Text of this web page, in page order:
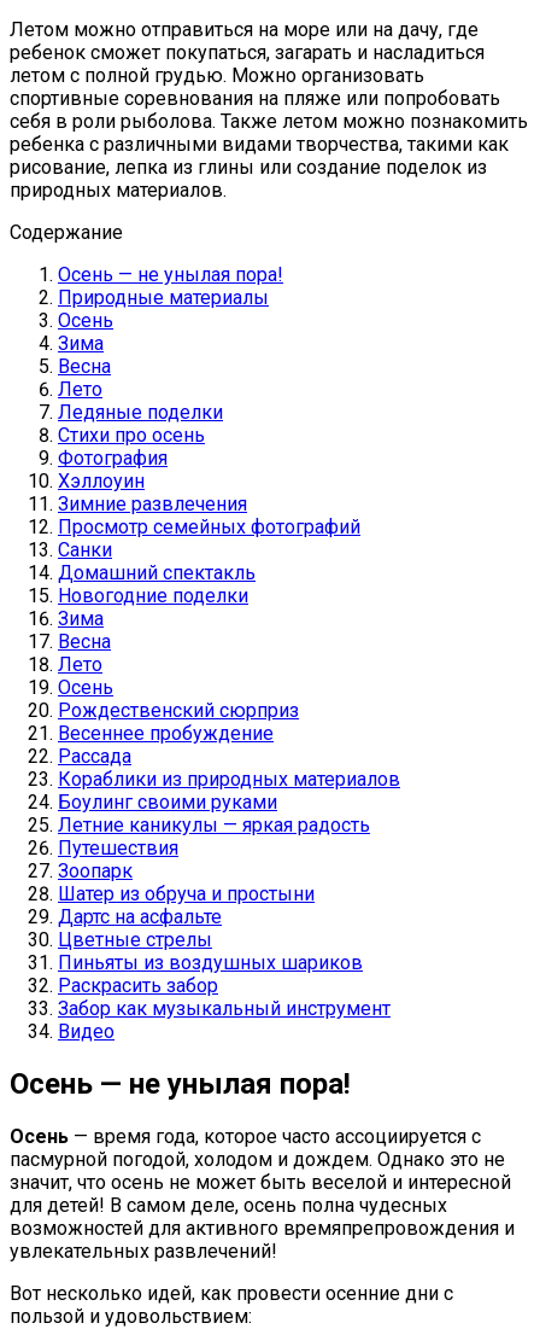
Летом можно отправиться на море или на дачу, где
ребенок сможет покупаться, загарать и насладиться
летом с полной грудью. Можно организовать
спортивные соревнования на пляже или попробовать
себя в роли рыболова. Также летом можно познакомить
ребенка с различными видами творчества, такими как
рисование, лепка из глины или создание поделок из
природных материалов.
Содержание
Осень — не унылая пора!
Природные материалы
Осень
Зима
Весна
Лето
Ледяные поделки
Стихи про осень
Фотография
Хэллоуин
Зимние развлечения
Просмотр семейных фотографий
Санки
Домашний спектакль
Новогодние поделки
Зима
Весна
Лето
Осень
Рождественский сюрприз
Весеннее пробуждение
Рассада
Кораблики из природных материалов
Боулинг своими руками
Летние каникулы — яркая радость
Путешествия
Зоопарк
Шатер из обруча и простыни
Дартс на асфальте
Цветные стрелы
Пиньяты из воздушных шариков
Раскрасить забор
Забор как музыкальный инструмент
Видео
Осень — не унылая пора!
Осень — время года, которое часто ассоциируется с
пасмурной погодой, холодом и дождем. Однако это не
значит, что осень не может быть веселой и интересной
для детей! В самом деле, осень полна чудесных
возможностей для активного времяпрепровождения и
увлекательных развлечений!
Вот несколько идей, как провести осенние дни с
пользой и удовольствием: